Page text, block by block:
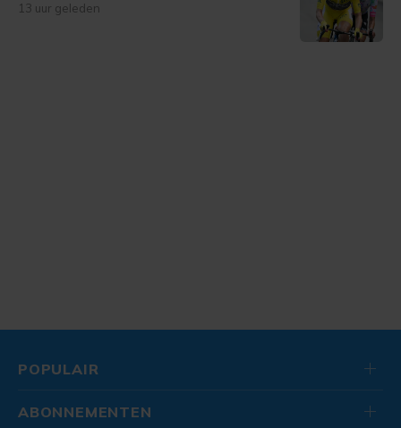
13 uur geleden
POPULAIR
ABONNEMENTEN